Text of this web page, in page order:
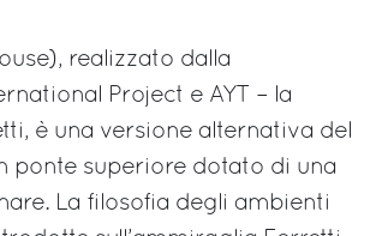
realizzato dalla
Project e AYT – la
è una versione alternativa del
ponte superiore dotato di una
La filosofia degli ambienti